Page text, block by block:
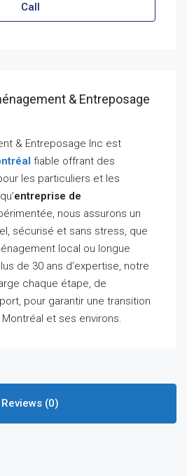
Call
& Entreposage
& Entreposage Inc est
fiable offrant des
les particuliers et les
entreprise de
nous assurons un
sécurisé et sans stress, que
local ou longue
de 30 ans d’expertise, notre
chaque étape, de
pour garantir une transition
et ses environs.
Reviews (0)